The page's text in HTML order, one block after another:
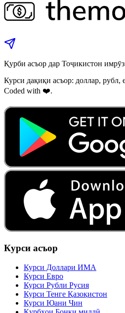
Қурби асъор дар Тоҷикистон
Курси дақиқи асъор: доллар,
Coded with ❤️.
Курси асъор
Курси Доллари ИМА
Курси Евро
Курси Рубли Русия
Курси Тенге Қазоқистон
Курси Юани Чин